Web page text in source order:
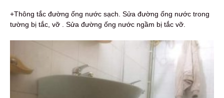
+Thông tắc đường ống nước sạch. Sửa đường ống nước trong
tường bị tắc, vỡ . Sửa đường ống nước ngầm bị tắc vỡ.